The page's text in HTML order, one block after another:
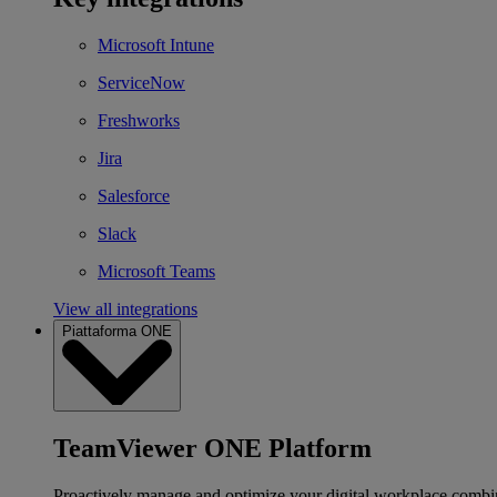
Microsoft Intune
ServiceNow
Freshworks
Jira
Salesforce
Slack
Microsoft Teams
View all integrations
Piattaforma ONE
TeamViewer ONE Platform